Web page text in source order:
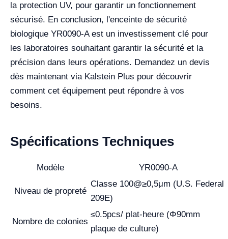
la protection UV, pour garantir un fonctionnement
sécurisé. En conclusion, l'enceinte de sécurité
biologique YR0090-A est un investissement clé pour
les laboratoires souhaitant garantir la sécurité et la
précision dans leurs opérations. Demandez un devis
dès maintenant via Kalstein Plus pour découvrir
comment cet équipement peut répondre à vos
besoins.
Spécifications Techniques
Modèle YR0090-A
Niveau de propreté
Classe 100@≥0,5μm (U.S. Federal
209E)
Nombre de colonies
≤0.5pcs/ plat-heure (Φ90mm
plaque de culture)